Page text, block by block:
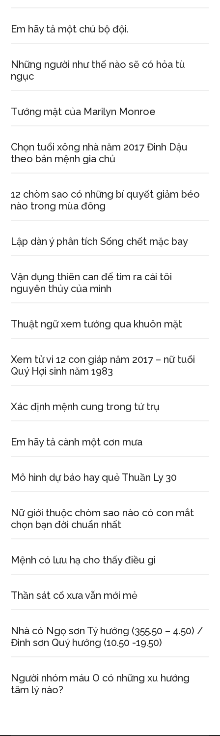
Em hãy tả một chú bộ đội.
Những người như thế nào sẽ có hỏa tù
ngục
Tướng mặt của Marilyn Monroe
Chọn tuổi xông nhà năm 2017 Đinh Dậu
theo bản mệnh gia chủ
12 chòm sao có những bí quyết giảm béo
nào trong mùa đông
Lập dàn ý phân tích Sống chết mặc bay
Vận dụng thiên can đế tìm ra cái tôi
nguyên thủy của mình
Thuật ngữ xem tướng qua khuôn mặt
Xem tử vi 12 con giáp năm 2017 – nữ tuổi
Quý Hợi sinh năm 1983
Xác định mệnh cung trong tứ trụ
Em hãy tả cành một cơn mưa
Mô hình dự báo hay quẻ Thuần Ly 30
Nữ giới thuộc chòm sao nào có con mắt
chọn bạn đời chuẩn nhất
Mệnh có lưu hạ cho thấy điều gì
Thần sát cổ xưa vẫn mới mẻ
Nhà có Ngọ sơn Tý hướng (355.50 – 4.50) /
Đinh sơn Quý hướng (10.50 -19.50)
Người nhóm máu O có những xu hướng
tâm lý nào?